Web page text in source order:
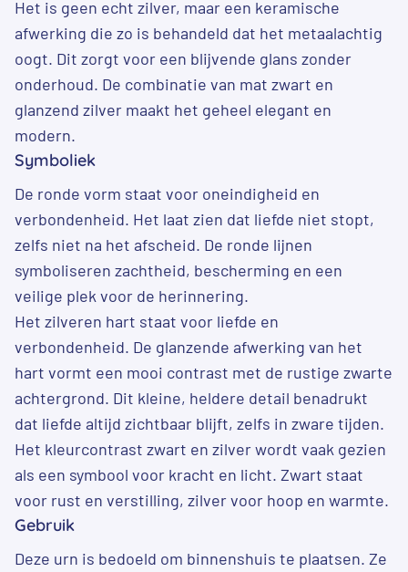
Het is geen echt zilver, maar een keramische
afwerking die zo is behandeld dat het metaalachtig
oogt. Dit zorgt voor een blijvende glans zonder
onderhoud. De combinatie van mat zwart en
glanzend zilver maakt het geheel elegant en
modern.
Symboliek
De ronde vorm staat voor oneindigheid en
verbondenheid. Het laat zien dat liefde niet stopt,
zelfs niet na het afscheid. De ronde lijnen
symboliseren zachtheid, bescherming en een
veilige plek voor de herinnering.
Het zilveren hart staat voor liefde en
verbondenheid. De glanzende afwerking van het
hart vormt een mooi contrast met de rustige zwarte
achtergrond. Dit kleine, heldere detail benadrukt
dat liefde altijd zichtbaar blijft, zelfs in zware tijden.
Het kleurcontrast zwart en zilver wordt vaak gezien
als een symbool voor kracht en licht. Zwart staat
voor rust en verstilling, zilver voor hoop en warmte.
Gebruik
Deze urn is bedoeld om binnenshuis te plaatsen. Ze